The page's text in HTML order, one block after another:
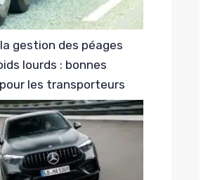
gestion des péages
lourds : bonnes
les transporteurs